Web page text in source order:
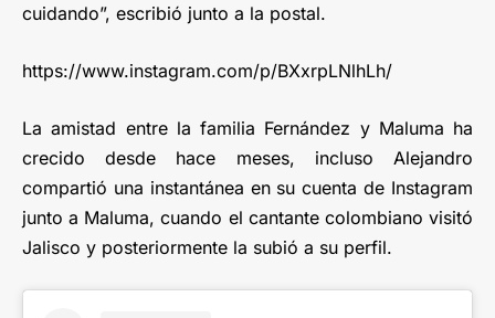
cuidando”, escribió junto a la postal.
https://www.instagram.com/p/BXxrpLNlhLh/
La amistad entre la familia Fernández y Maluma ha
crecido desde hace meses, incluso Alejandro
compartió una instantánea en su cuenta de Instagram
junto a Maluma, cuando el cantante colombiano visitó
Jalisco y posteriormente la subió a su perfil.